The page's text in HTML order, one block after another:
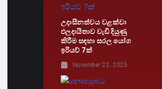
උදාසීනත්වය වළක්වා
ඵලදායිතාව වැඩි දියුණු
කිරීම සඳහා සරල යෝග
ඉරියව් 7ක්
November 22, 2025